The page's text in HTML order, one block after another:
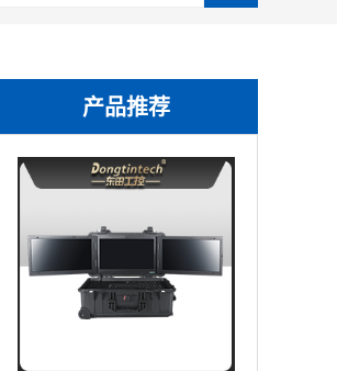
产品推荐